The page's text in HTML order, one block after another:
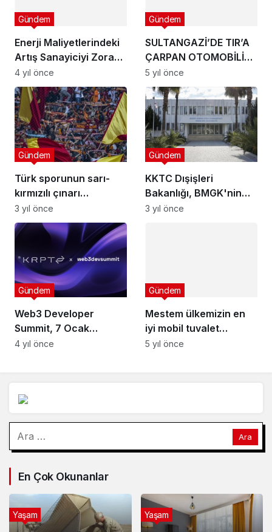
Enerji Maliyetlerindeki
Artış Sanayiciyi Zora
Sokuyor
Gündem
4 yıl önce
SULTANGAZİ’DE TIR’A
ÇARPAN OTOMOBİLİN
SÜRÜCÜSÜ ÖLDÜ
Gündem
5 yıl önce
Türk sporunun sarı-
kırmızılı çınarı
Galatasaray, 118
yaşında
Gündem
3 yıl önce
KKTC Dışişleri
Bakanlığı, BMGK'nin
Kıbrıs açıklamasına
Gündem
3 yıl önce
Web3 Developer
Summit, 7 Ocak
tarihinde İstanbul’da
Gündem
4 yıl önce
Mestem ülkemizin en
iyi mobil tuvalet
hizmetini vermektedir
Gündem
5 yıl önce
En Çok Okunanlar
Yaşam Yaşam